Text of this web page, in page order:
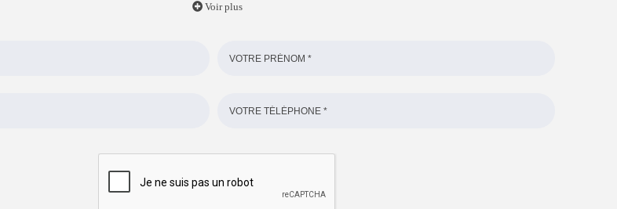
Voir plus